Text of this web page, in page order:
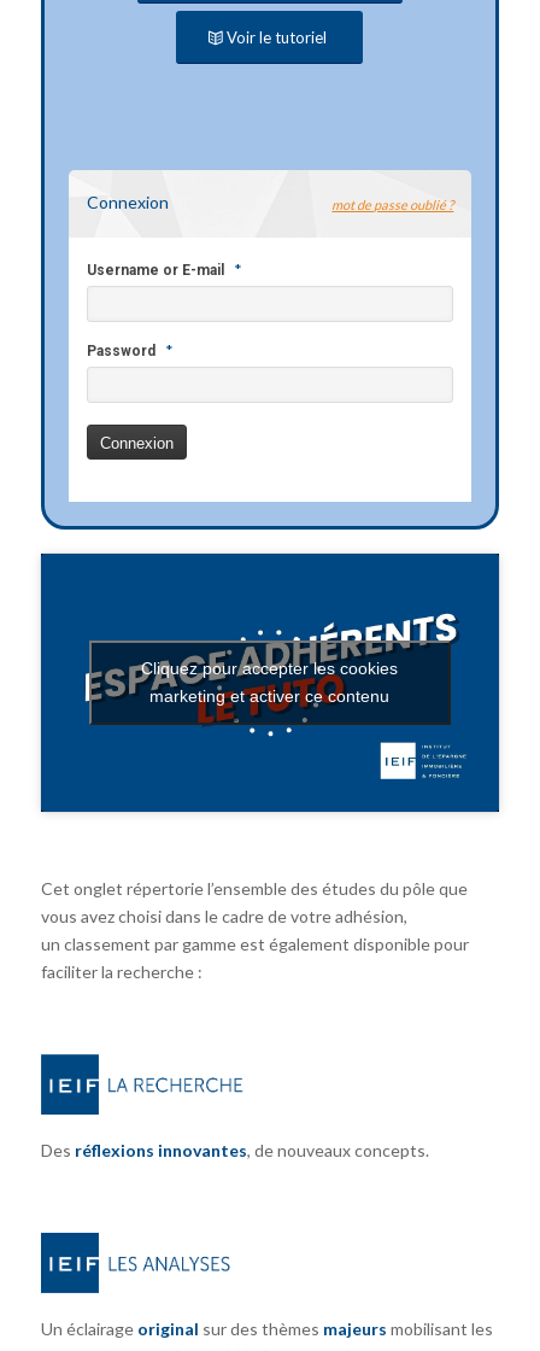
Voir le tutoriel
Connexion mot de passe oublié ?
Username or E-mail *
Password *
Cliquez pour accepter les cookies
marketing et activer ce contenu
Cet onglet répertorie l’ensemble des études du pôle que
vous avez choisi dans le cadre de votre adhésion,
un classement par gamme est également disponible pour
faciliter la recherche :
Des réflexions innovantes, de nouveaux concepts.
Un éclairage original sur des thèmes majeurs mobilisant les